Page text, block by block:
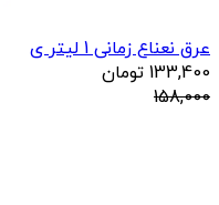
عرق نعناع زمانی 1 لیتر ی
133,400 تومان
158,000